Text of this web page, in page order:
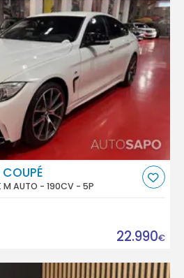
M AUTO - 190CV - 5P
22.990€